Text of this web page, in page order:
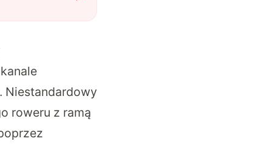
Niestandardowy
roweru z ramą